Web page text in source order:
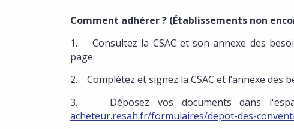
Comment adhérer ? (Établissements non
1. Consultez la CSAC et son annexe des
page.
2. Complétez et signez la CSAC et l’annexe des
3. Déposez vos documents dans
acheteur.resah.fr/formulaires/depot-des-